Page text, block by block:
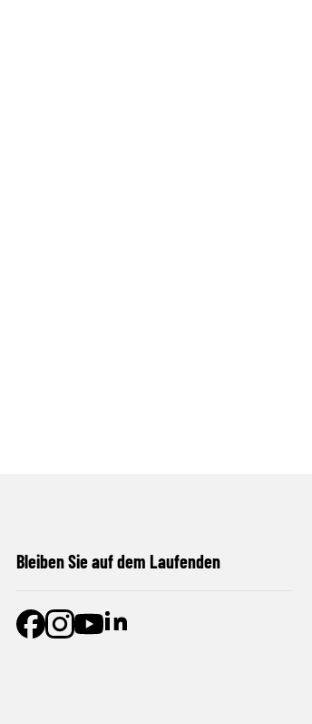
Bleiben Sie auf dem Laufenden